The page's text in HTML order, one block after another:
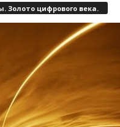
Золото цифрового века.